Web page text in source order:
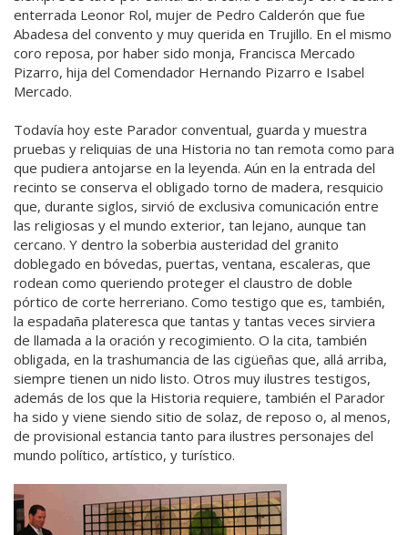
enterrada Leonor Rol, mujer de Pedro Calderón que fue
Abadesa del convento y muy querida en Trujillo. En el mismo
coro reposa, por haber sido monja, Francisca Mercado
Pizarro, hija del Comendador Hernando Pizarro e Isabel
Mercado.
Todavía hoy este Parador conventual, guarda y muestra
pruebas y reliquias de una Historia no tan remota como para
que pudiera antojarse en la leyenda. Aún en la entrada del
recinto se conserva el obligado torno de madera, resquicio
que, durante siglos, sirvió de exclusiva comunicación entre
las religiosas y el mundo exterior, tan lejano, aunque tan
cercano. Y dentro la soberbia austeridad del granito
doblegado en bóvedas, puertas, ventana, escaleras, que
rodean como queriendo proteger el claustro de doble
pórtico de corte herreriano. Como testigo que es, también,
la espadaña plateresca que tantas y tantas veces sirviera
de llamada a la oración y recogimiento. O la cita, también
obligada, en la trashumancia de las cigüeñas que, allá arriba,
siempre tienen un nido listo. Otros muy ilustres testigos,
además de los que la Historia requiere, también el Parador
ha sido y viene siendo sitio de solaz, de reposo o, al menos,
de provisional estancia tanto para ilustres personajes del
mundo político, artístico, y turístico.